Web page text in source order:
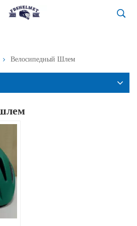
Велосипедный Шлем